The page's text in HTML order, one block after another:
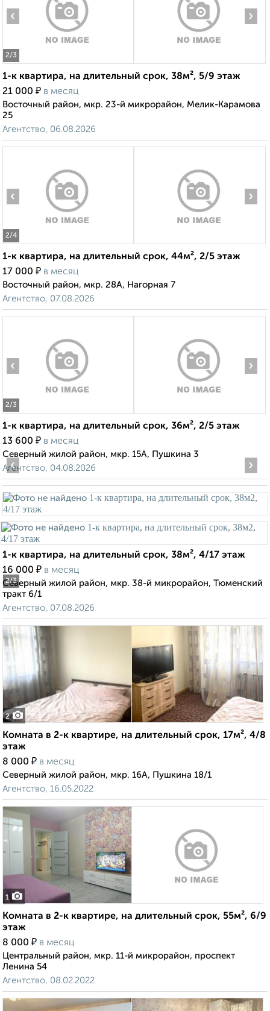
2/3
‹ ›
1-к квартира, на длительный срок, 38м², 5/9 этаж
21 000 ₽ в месяц
Восточный район, мкр. 23-й микрорайон, Мелик-Карамова
25
Агентство, 06.08.2026
2/4
‹ ›
1-к квартира, на длительный срок, 44м², 2/5 этаж
17 000 ₽ в месяц
Восточный район, мкр. 28А, Нагорная 7
Агентство, 07.08.2026
2/3
‹ ›
1-к квартира, на длительный срок, 36м², 2/5 этаж
13 600 ₽ в месяц
Северный жилой район, мкр. 15А, Пушкина 3
Агентство, 04.08.2026
2/3
‹ ›
1-к квартира, на длительный срок, 38м², 4/17 этаж
16 000 ₽ в месяц
Северный жилой район, мкр. 38-й микрорайон, Тюменский
тракт 6/1
Агентство, 07.08.2026
2
Комната в 2-к квартире, на длительный срок, 17м², 4/8
этаж
8 000 ₽ в месяц
Северный жилой район, мкр. 16А, Пушкина 18/1
Агентство, 16.05.2022
1
Комната в 2-к квартире, на длительный срок, 55м², 6/9
этаж
8 000 ₽ в месяц
Центральный район, мкр. 11-й микрорайон, проспект
Ленина 54
Агентство, 08.02.2022